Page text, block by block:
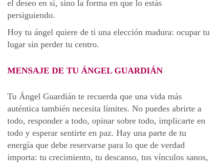
el deseo en sí, sino la forma en que lo estás
persiguiendo.
Hoy tu ángel quiere de ti una elección madura: ocupar tu
lugar sin perder tu centro.
MENSAJE DE TU ÁNGEL GUARDIÁN
Tu Ángel Guardián te recuerda que una vida más
auténtica también necesita límites. No puedes abrirte a
todo, responder a todo, opinar sobre todo, implicarte en
todo y esperar sentirte en paz. Hay una parte de tu
energía que debe reservarse para lo que de verdad
importa: tu crecimiento, tu descanso, tus vínculos sanos,